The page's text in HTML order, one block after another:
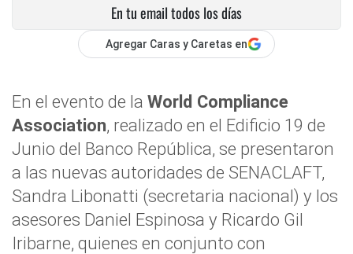
En tu email todos los días
Agregar Caras y Caretas en
En el evento de la World Compliance
Association, realizado en el Edificio 19 de
Junio del Banco República, se presentaron
a las nuevas autoridades de SENACLAFT,
Sandra Libonatti (secretaria nacional) y los
asesores Daniel Espinosa y Ricardo Gil
Iribarne, quienes en conjunto con